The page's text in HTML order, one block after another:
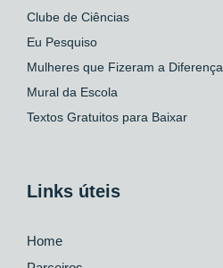
Clube de Ciências
Eu Pesquiso
Mulheres que Fizeram a Diferença
Mural da Escola
Textos Gratuitos para Baixar
Links úteis
Home